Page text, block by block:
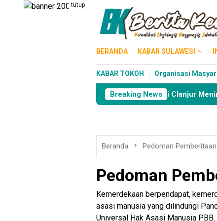
tutup
BERANDA KABAR SULAWESI
KABAR TOKOH Organisasi
Breaking News
Murid PAUD di CIanjur Meninggal
Beranda Pedoman
Pedoman
Kemerdekaan berpendapat,
asasi manusia yang dilindungi
Universal Hak Asasi Manusia